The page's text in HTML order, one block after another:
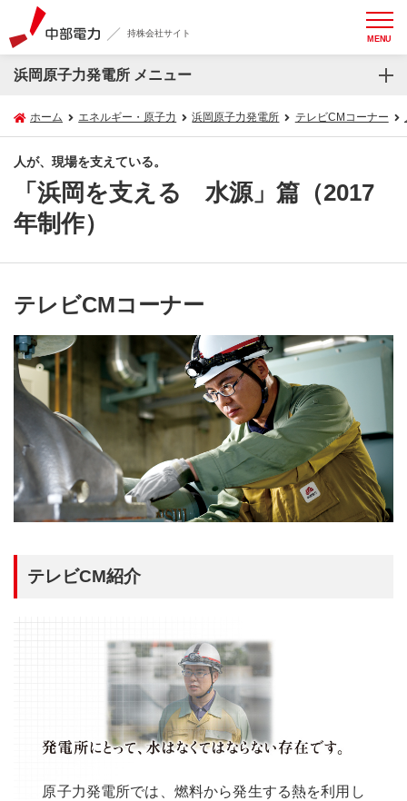
持株会社サイト MENU
浜岡原子力発電所 メニュー
ホーム エネルギー・原子力 浜岡原子力発電所 テレビCMコーナー
人が、現場を支えている。
「浜岡を支える 水源」篇（2017
年制作）
テレビCMコーナー
テレビCM紹介
原子力発電所では、燃料から発生する熱を利用し